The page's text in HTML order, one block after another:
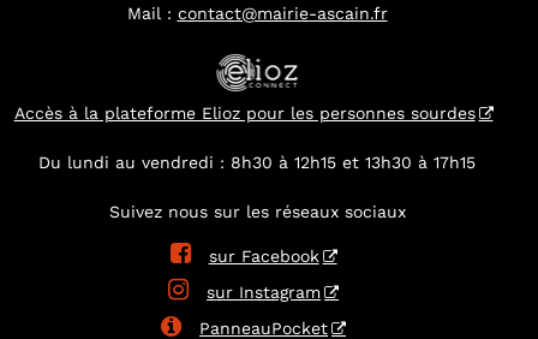
Mail : contact@mairie-ascain.fr
Accès à la plateforme Elioz pour les personnes sourdes
Du lundi au vendredi : 8h30 à 12h15 et 13h30 à 17h15
Suivez nous sur les réseaux sociaux
 sur Facebook
 sur Instagram
 PanneauPocket